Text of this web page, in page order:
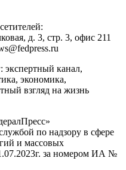
д. 3, стр. 3, офис 211
экспертный канал,
экономика,
взгляд на жизнь
по надзору в сфере
и массовых
за номером ИА №